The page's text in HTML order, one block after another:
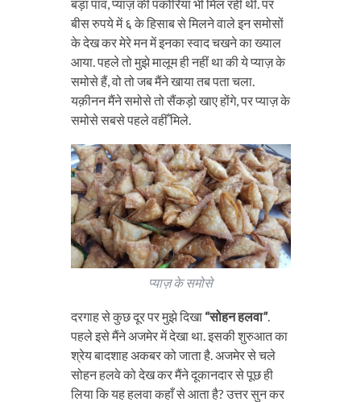
बड़ा पाव, प्याज़ की पकोरियां भी मिल रही थीं. पर
बीस रुपये में ६ के हिसाब से मिलने वाले इन समोसों
के देख कर मेरे मन में इनका स्वाद चखने का ख्याल
आया. पहले तो मुझे मालूम ही नहीं था की ये प्याज़ के
समोसे हैं, वो तो जब मैंने खाया तब पता चला.
यक़ीनन मैंने समोसे तो सैंकड़ो खाए होंगे, पर प्याज़ के
समोसे सबसे पहले वहीँ मिले.
प्याज़ के समोसे
दरगाह से कुछ दूर पर मुझे दिखा “सोहन हलवा”.
पहले इसे मैंने अजमेर में देखा था. इसकी शुरुआत का
श्रेय बादशाह अकबर को जाता है. अजमेर से चले
सोहन हलवे को देख कर मैंने दूकानदार से पूछ ही
लिया कि यह हलवा कहाँ से आता है? उत्तर सुन कर